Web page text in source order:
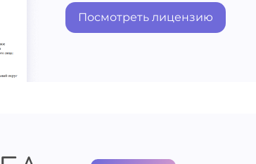
Посмотреть лицензию